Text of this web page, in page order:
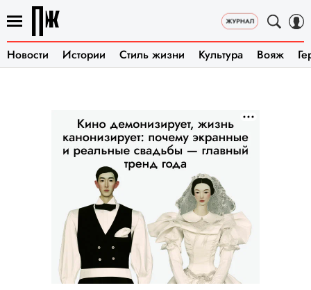
Новости Истории Стиль жизни Культура Вояж